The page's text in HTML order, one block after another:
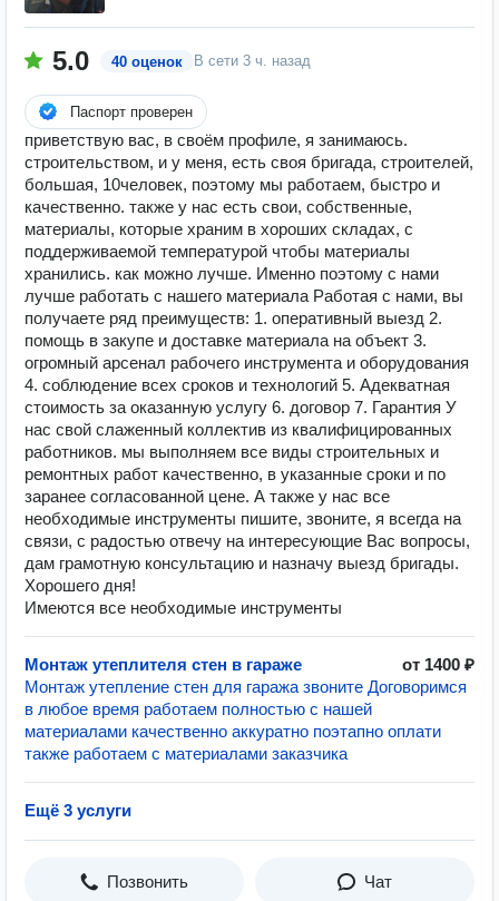
5.0 40 оценок В сети 3 ч. назад
Паспорт проверен
приветствую вас, в своём профиле, я занимаюсь.
строительством, и у меня, есть своя бригада, строителей,
большая, 10человек, поэтому мы работаем, быстро и
качественно. также у нас есть свои, собственные,
материалы, которые храним в хороших складах, с
поддерживаемой температурой чтобы материалы
хранились. как можно лучше. Именно поэтому с нами
лучше работать с нашего материала Работая с нами, вы
получаете ряд преимуществ: 1. оперативный выезд 2.
помощь в закупе и доставке материала на объект 3.
огромный арсенал рабочего инструмента и оборудования
4. соблюдение всех сроков и технологий 5. Адекватная
стоимость за оказанную услугу 6. договор 7. Гарантия У
нас свой слаженный коллектив из квалифицированных
работников. мы выполняем все виды строительных и
ремонтных работ качественно, в указанные сроки и по
заранее согласованной цене. А также у нас все
необходимые инструменты пишите, звоните, я всегда на
связи, с радостью отвечу на интересующие Вас вопросы,
дам грамотную консультацию и назначу выезд бригады.
Хорошего дня!
Имеются все необходимые инструменты
Монтаж утеплителя стен в гараже
от 1400 ₽
Монтаж утепление стен для гаража звоните Договоримся
в любое время работаем полностью с нашей
материалами качественно аккуратно поэтапно оплати
также работаем с материалами заказчика
Ещё 3 услуги
Позвонить Чат